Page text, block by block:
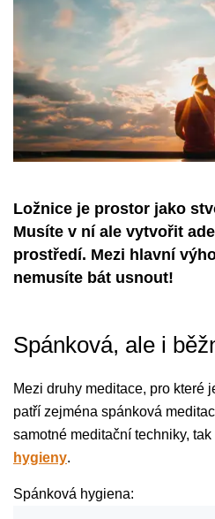
Ložnice je prostor jako
Musíte v ní ale vytvořit
prostředí. Mezi hlavní
nemusíte bát usnout!
Spánková, ale i
Mezi druhy meditace, pro které
patří zejména spánková
samotné meditační techniky, tak
hygieny.
Spánková hygiena: